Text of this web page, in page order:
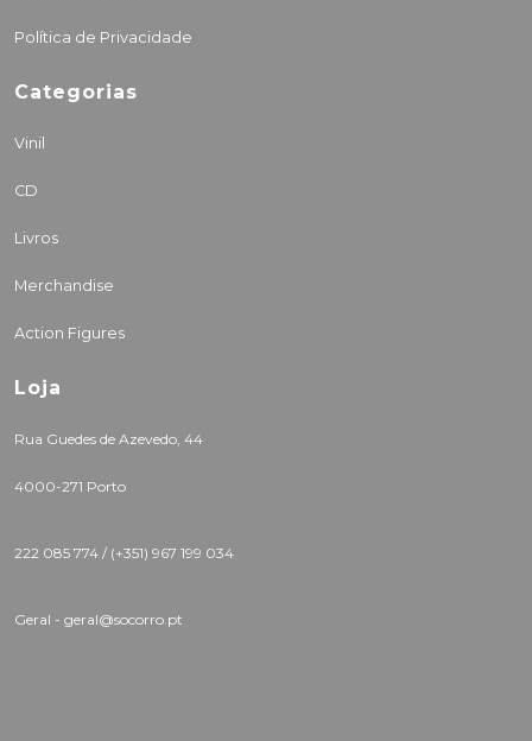
Política de Privacidade
Categorias
Vinil
CD
Livros
Merchandise
Action Figures
Loja
Rua Guedes de Azevedo, 44
4000-271 Porto
222 085 774 / (+351) 967 199 034
Geral - geral@socorro.pt